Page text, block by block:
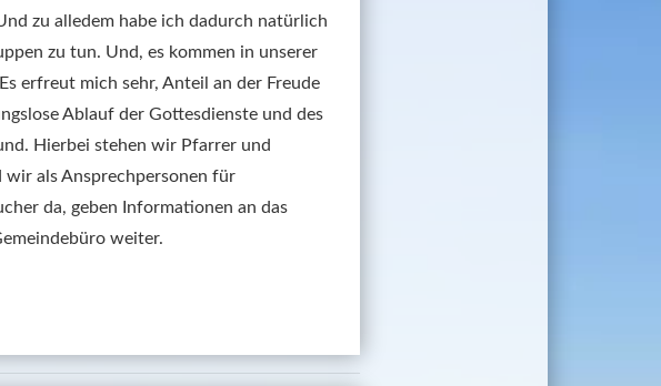
zu alledem habe ich dadurch natürlich
zu tun. Und, es kommen in unserer
erfreut mich sehr, Anteil an der Freude
Ablauf der Gottesdienste und des
Hierbei stehen wir Pfarrer und
wir als Ansprechpersonen für
da, geben Informationen an das
weiter.